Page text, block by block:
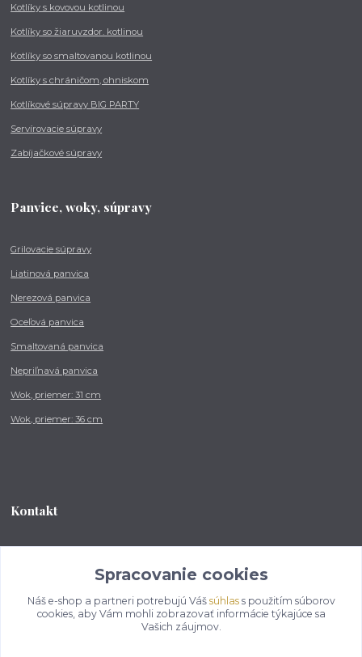
Kotlíky s kovovou kotlinou
Kotlíky so žiaruvzdor. kotlinou
Kotlíky so smaltovanou kotlinou
Kotlíky s chráničom, ohniskom
Kotlíkové súpravy BIG PARTY
Servírovacie súpravy
Zabíjačkové súpravy
Panvice, woky, súpravy
Grilovacie súpravy
Liatinová panvica
Nerezová panvica
Oceľová panvica
Smaltovaná panvica
Nepriľnavá panvica
Wok, priemer: 31 cm
Wok, priemer: 36 cm
Kontakt
od 8:00 - do 16:00 hod
info@kotlikovesupravy.sk
Spracovanie cookies
Náš e-shop a partneri potrebujú Váš súhlass použitím súborov
cookies, aby Vám mohli zobrazovať informácie týkajúce sa
Vašich záujmov.